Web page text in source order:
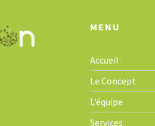
MENU
Accueil
Le Concept
L’équipe
Services